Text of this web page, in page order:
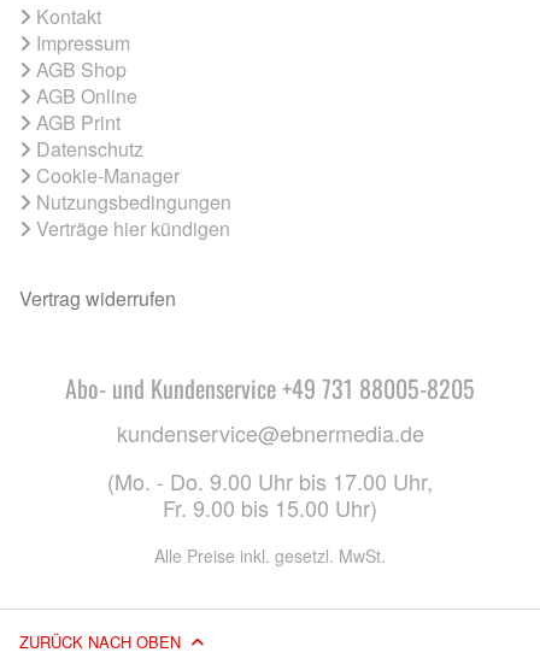
Kontakt
Impressum
AGB Shop
AGB Online
AGB Print
Datenschutz
Cookie-Manager
Nutzungsbedingungen
Verträge hier kündigen
Vertrag widerrufen
Abo- und Kundenservice +49 731 88005-8205
kundenservice@ebnermedia.de
(Mo. - Do. 9.00 Uhr bis 17.00 Uhr,
Fr. 9.00 bis 15.00 Uhr)
Alle Preise inkl. gesetzl. MwSt.
ZURÜCK NACH OBEN